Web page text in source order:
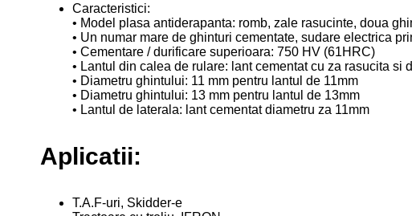
Caracteristici:
• Model plasa antiderapanta: romb, zale rasucinte, doua
• Un numar mare de ghinturi cementate, sudare electrica
• Cementare / durificare superioara: 750 HV (61HRC)
• Lantul din calea de rulare: lant cementat cu za rasucita si
• Diametru ghintului: 11 mm pentru lantul de 11mm
• Diametru ghintului: 13 mm pentru lantul de 13mm
• Lantul de laterala: lant cementat diametru za 11mm
Aplicatii:
T.A.F-uri, Skidder-e